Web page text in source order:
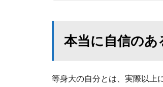
本当に自信の
等身大の自分とは、実際以上